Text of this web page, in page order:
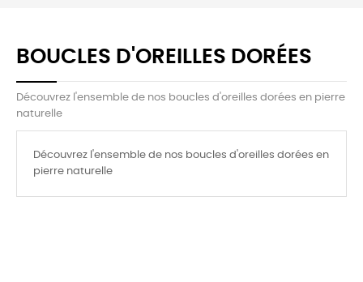
BOUCLES D'OREILLES DORÉES
Découvrez l'ensemble de nos boucles d'oreilles dorées en pierre
naturelle
Découvrez l'ensemble de nos boucles d'oreilles dorées en
pierre naturelle